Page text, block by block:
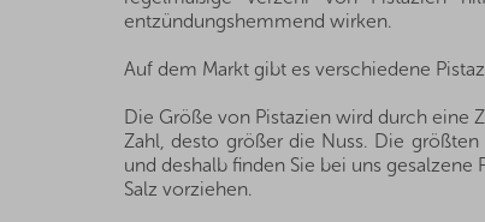
entzündungshemmend wirken.
Auf dem Markt gibt es verschiedene
Die Größe von Pistazien wird durch eine
Zahl, desto größer die Nuss. Die
und deshalb finden Sie bei uns
Salz vorziehen.